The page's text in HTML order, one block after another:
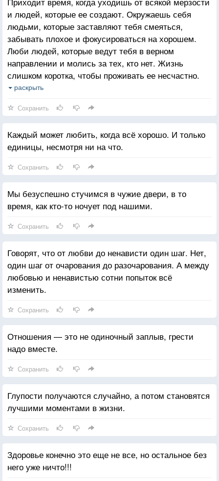
и людей, которые ее создают. Окружаешь себя
людьми, которые заставляют тебя смеяться,
забывать плохое и фокусироваться на хорошем.
Люби людей, которые ведут тебя в верном
направлении и молись за тех, кто нет. Жизнь
слишком коротка, чтобы проживать ее несчастно.
Падение - это часть жизни, но восстание - сама
раскрыть
Сохранить
Каждый может любить, когда всё хорошо. И только
единицы, несмотря ни на что.
Сохранить
Мы безуспешно стучимся в чужие двери, в то
время, как кто-то ночует под нашими.
Сохранить
Говорят, что от любви до ненависти один шаг. Нет,
один шаг от очарования до разочарования. А между
любовью и ненавистью сотни попыток всё
изменить.
Сохранить
Отношения — это не одиночный заплыв, грести
надо вместе.
Сохранить
Глупости получаются случайно, а потом становятся
лучшими моментами в жизни.
Сохранить
Здоровье конечно это еще не все, но остальное без
него уже ничто!!!